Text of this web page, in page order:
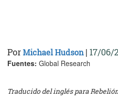
PorMichael Hudson| 17/06/
Fuentes: Global Research
Traducido del inglés para